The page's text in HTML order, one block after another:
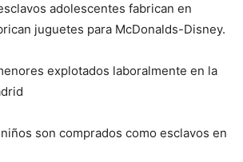
adolescentes fabrican en
juguetes para McDonalds-Disney.
explotados laboralmente en la
son comprados como esclavos en